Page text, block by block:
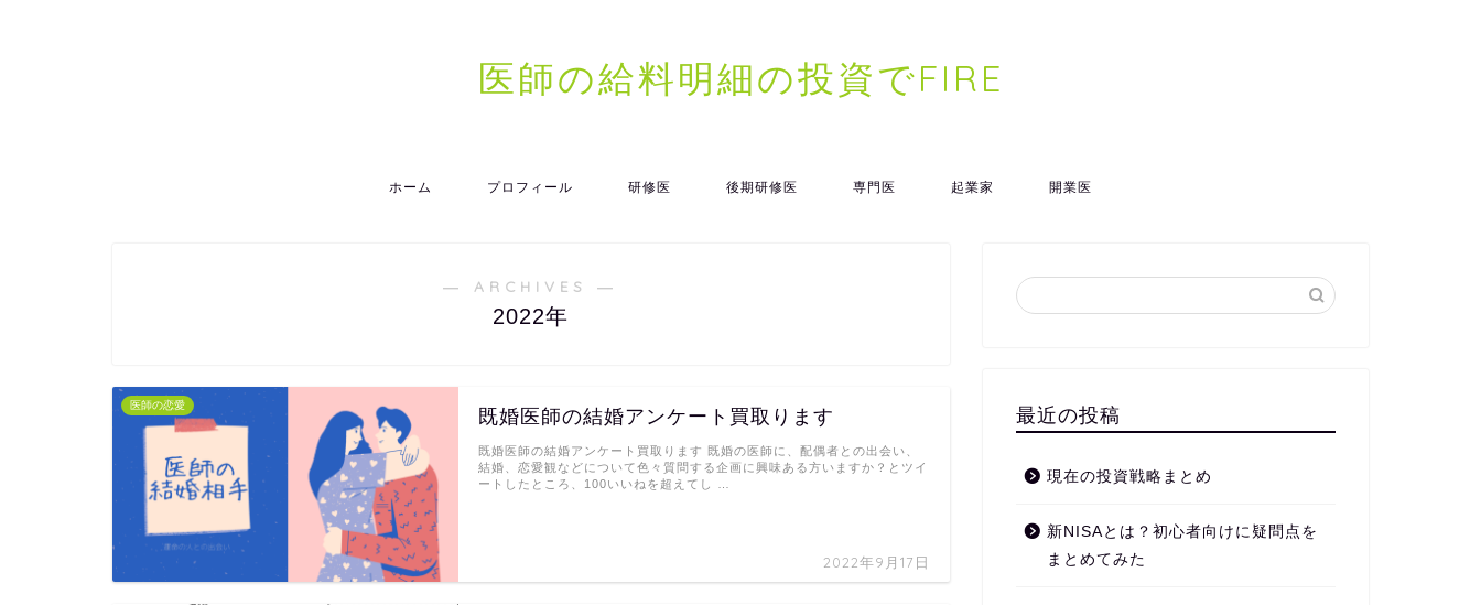
医師の給料明細の投資でFIRE
ホーム プロフィール 研修医 後期研修医 専門医 起業家 開業医
― ARCHIVES ―
2022年
医師の恋愛
既婚医師の結婚アンケート買取ります
2022年9月17日
既婚医師の結婚アンケート買取ります 既婚の医師に、配偶者との出会い、
結婚、恋愛観などについて色々質問する企画に興味ある方いますか？とツイ
ートしたところ、100いいねを超えてし …
最近の投稿
現在の投資戦略まとめ
新NISAとは？初心者向けに疑問点を
まとめてみた